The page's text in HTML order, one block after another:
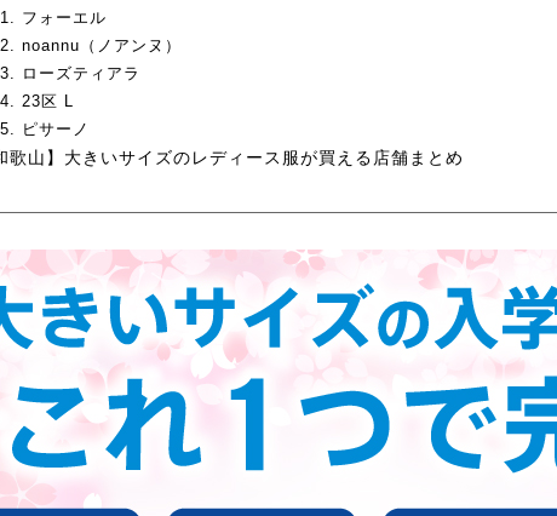
フォーエル
noannu（ノアンヌ）
ローズティアラ
23区 L
ピサーノ
歌山】大きいサイズのレディース服が買える店舗まとめ